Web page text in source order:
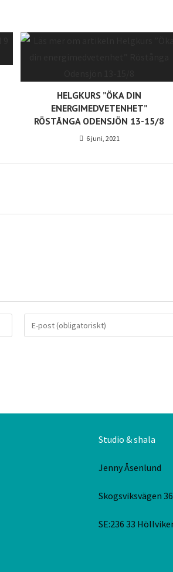
HELGKURS ”ÖKA DIN
ENERGIMEDVETENHET”
RÖSTÅNGA ODENSJÖN 13-15/8
6 juni, 2021
Studio & shala
Jenny Åsenlund
Skogsviksvägen
SE:236 33